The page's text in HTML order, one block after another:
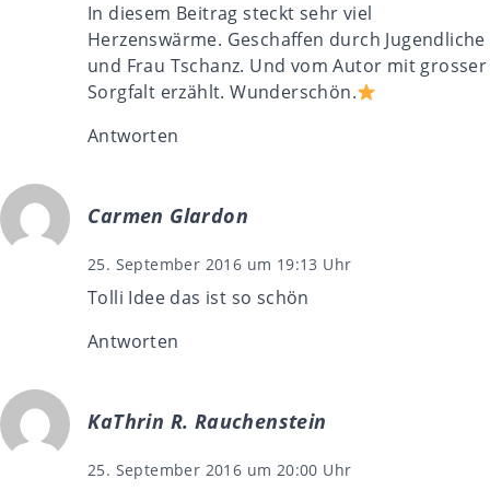
In diesem Beitrag steckt sehr viel
Herzenswärme. Geschaffen durch Jugendliche
und Frau Tschanz. Und vom Autor mit grosser
Sorgfalt erzählt. Wunderschön.
Antworten
Carmen Glardon
25. September 2016 um 19:13 Uhr
Tolli Idee das ist so schön
Antworten
KaThrin R. Rauchenstein
25. September 2016 um 20:00 Uhr